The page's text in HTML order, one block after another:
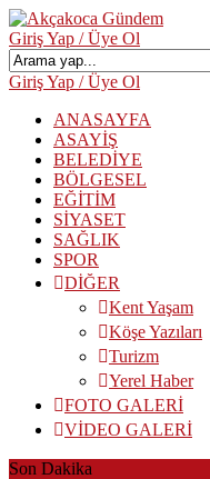
Giriş Yap / Üye Ol
Giriş Yap / Üye Ol
ANASAYFA
ASAYİŞ
BELEDİYE
BÖLGESEL
EĞİTİM
SİYASET
SAĞLIK
SPOR
DİĞER
Kent Yaşam
Köşe Yazıları
Turizm
Yerel Haber
FOTO GALERİ
VİDEO GALERİ
Son Dakika